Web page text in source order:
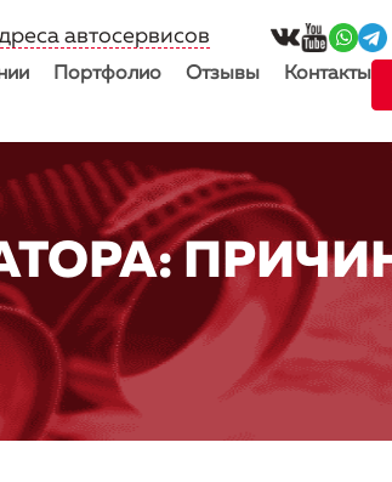
автосервисов
Портфолио Отзывы Контакты